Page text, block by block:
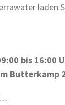
laden
bis 16:00
Butterkamp